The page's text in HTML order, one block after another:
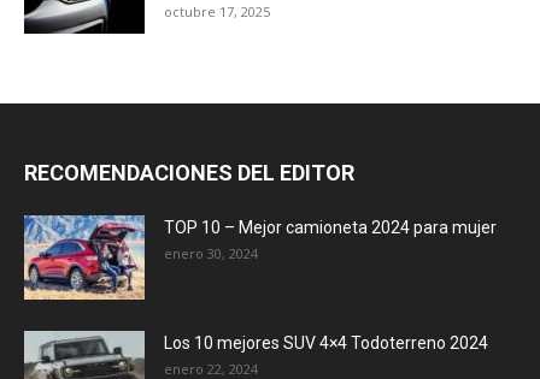
octubre 17, 2025
RECOMENDACIONES DEL EDITOR
TOP 10 – Mejor camioneta 2024 para mujer
enero 30, 2024
Los 10 mejores SUV 4×4 Todoterreno 2024
enero 22, 2024